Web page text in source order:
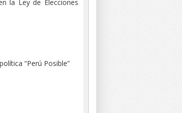
la Ley de Elecciones
“Perú Posible”